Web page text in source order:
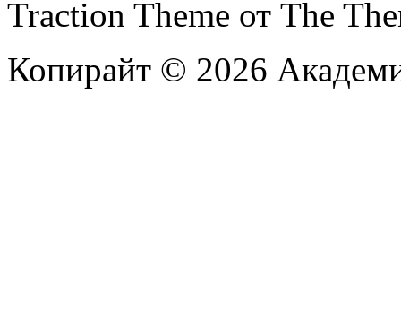
Traction Theme от The
Копирайт © 2026